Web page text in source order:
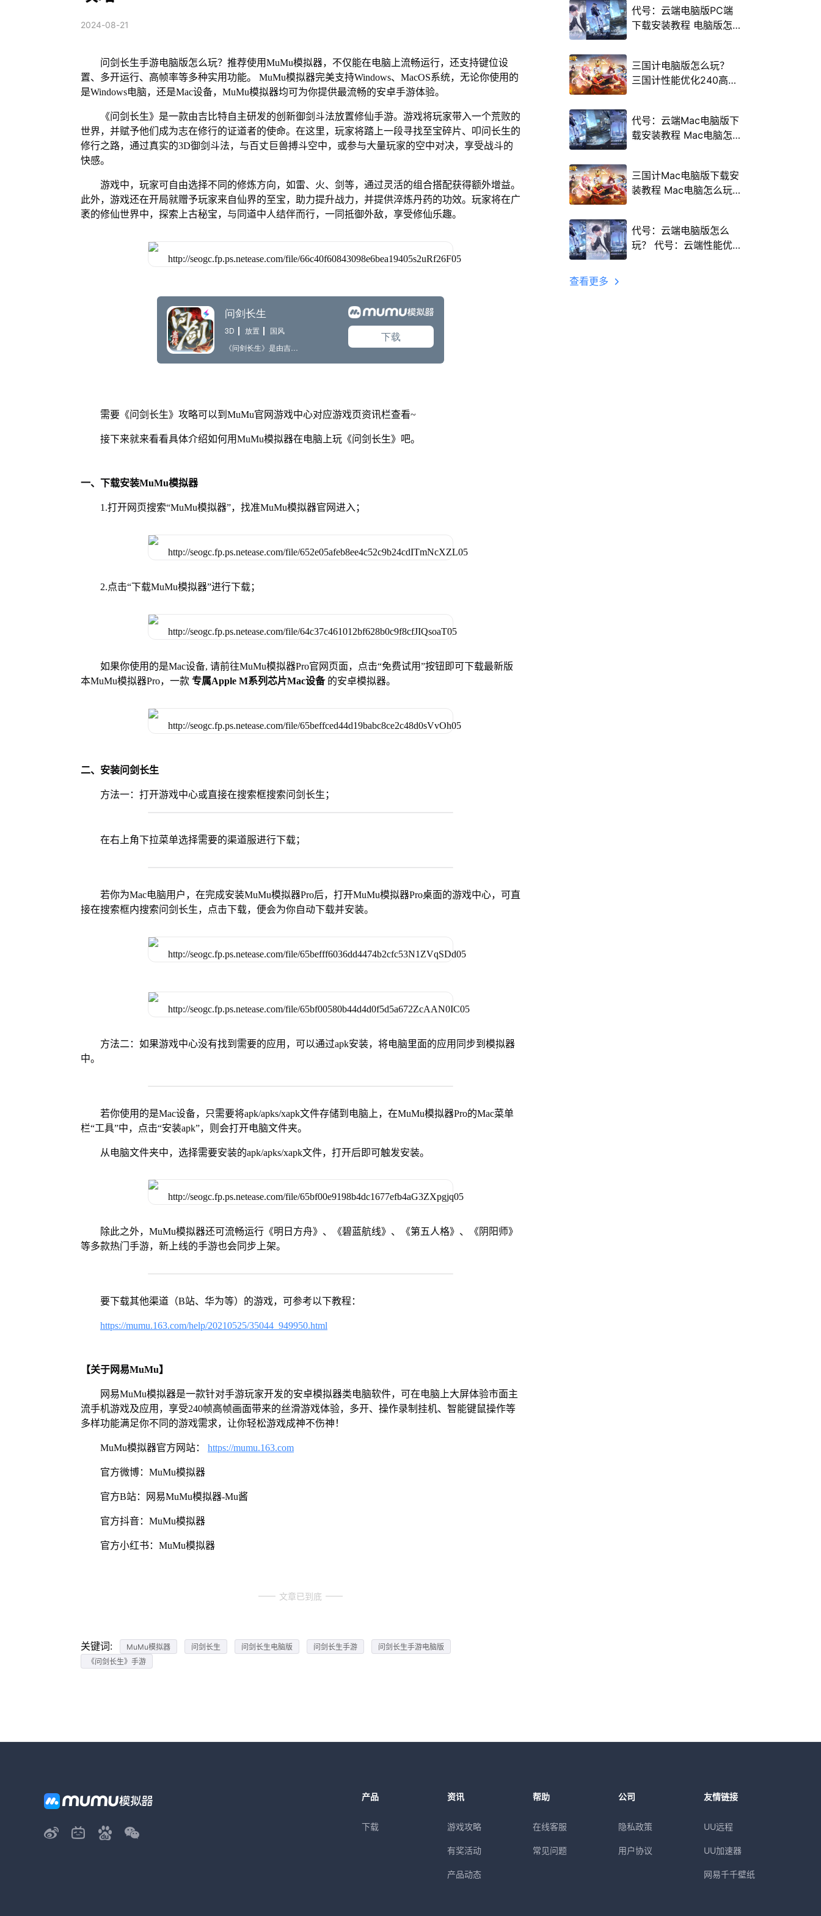
2024-08-21
问剑长生手游电脑版怎么玩？推荐使用MuMu模拟器，不仅能在电脑上流畅运行，还支持键位设
置、多开运行、高帧率等多种实用功能。 MuMu模拟器完美支持Windows、MacOS系统，无论你使用的
是Windows电脑，还是Mac设备，MuMu模拟器均可为你提供最流畅的安卓手游体验。
《问剑长生》是一款由吉比特自主研发的创新御剑斗法放置修仙手游。游戏将玩家带入一个荒败的
世界，并赋予他们成为志在修行的证道者的使命。在这里，玩家将踏上一段寻找至宝碎片、叩问长生的
修行之路，通过真实的3D御剑斗法，与百丈巨兽搏斗空中，或参与大量玩家的空中对决，享受战斗的
快感。
游戏中，玩家可自由选择不同的修炼方向，如雷、火、剑等，通过灵活的组合搭配获得额外增益。
此外，游戏还在开局就赠予玩家来自仙界的至宝，助力提升战力，并提供淬炼丹药的功效。玩家将在广
袤的修仙世界中，探索上古秘宝，与同道中人结伴而行，一同抵御外敌，享受修仙乐趣。
需要《问剑长生》攻略可以到MuMu官网游戏中心对应游戏页资讯栏查看~
接下来就来看看具体介绍如何用MuMu模拟器在电脑上玩《问剑长生》吧。
一、下载安装MuMu模拟器
1.打开网页搜索“MuMu模拟器”，找准MuMu模拟器官网进入；
2.点击“下载MuMu模拟器”进行下载；
如果你使用的是Mac设备, 请前往MuMu模拟器Pro官网页面，点击“免费试用”按钮即可下载最新版
本MuMu模拟器Pro，一款 专属Apple M系列芯片Mac设备 的安卓模拟器。
二、安装问剑长生
方法一：打开游戏中心或直接在搜索框搜索问剑长生；
在右上角下拉菜单选择需要的渠道服进行下载；
若你为Mac电脑用户，在完成安装MuMu模拟器Pro后，打开MuMu模拟器Pro桌面的游戏中心，可直
接在搜索框内搜索问剑长生，点击下载，便会为你自动下载并安装。
方法二：如果游戏中心没有找到需要的应用，可以通过apk安装，将电脑里面的应用同步到模拟器
中。
若你使用的是Mac设备，只需要将apk/apks/xapk文件存储到电脑上，在MuMu模拟器Pro的Mac菜单
栏“工具”中，点击“安装apk”，则会打开电脑文件夹。
从电脑文件夹中，选择需要安装的apk/apks/xapk文件，打开后即可触发安装。
除此之外，MuMu模拟器还可流畅运行《明日方舟》、《碧蓝航线》、《第五人格》、《阴阳师》
等多款热门手游，新上线的手游也会同步上架。
要下载其他渠道（B站、华为等）的游戏，可参考以下教程：
https://mumu.163.com/help/20210525/35044_949950.html
【关于网易MuMu】
网易MuMu模拟器是一款针对手游玩家开发的安卓模拟器类电脑软件，可在电脑上大屏体验市面主
流手机游戏及应用，享受240帧高帧画面带来的丝滑游戏体验，多开、操作录制挂机、智能键鼠操作等
多样功能满足你不同的游戏需求，让你轻松游戏成神不伤神！
MuMu模拟器官方网站： https://mumu.163.com
官方微博：MuMu模拟器
官方B站：网易MuMu模拟器-Mu酱
官方抖音：MuMu模拟器
官方小红书：MuMu模拟器
文章已到底
关键词: MuMu模拟器 问剑长生 问剑长生电脑版 问剑长生手游
问剑长生手游电脑版
《问剑长生》手游
代号：云端电脑版PC端
下载安装教程 电脑版怎
三国计电脑版怎么玩？
三国计性能优化240高帧
代号：云端Mac电脑版下
载安装教程 Mac电脑怎
三国计Mac电脑版下载安
装教程 Mac电脑怎么玩
代号：云端电脑版怎么
玩？ 代号：云端性能优
查看更多
产品
下载
资讯
游戏攻略
有奖活动
产品动态
帮助
在线客服
常见问题
公司
隐私政策
用户协议
友情链接
UU远程
UU加速器
网易千千壁纸